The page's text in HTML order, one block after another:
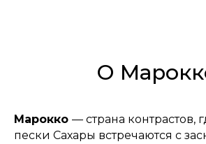
О
Марокко — страна контрастов,
пески Сахары встречаются с